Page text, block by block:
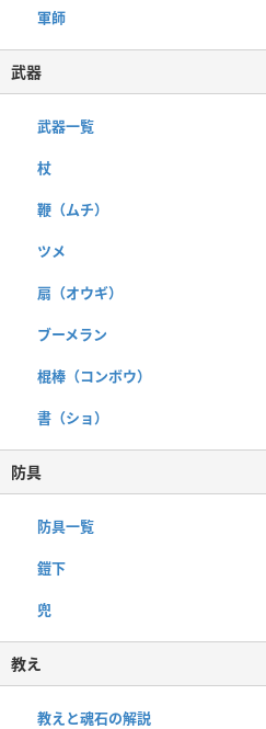
軍師
武器
武器一覧
杖
鞭（ムチ）
ツメ
扇（オウギ）
ブーメラン
棍棒（コンボウ）
書（ショ）
防具
防具一覧
鎧下
兜
教え
教えと魂石の解説